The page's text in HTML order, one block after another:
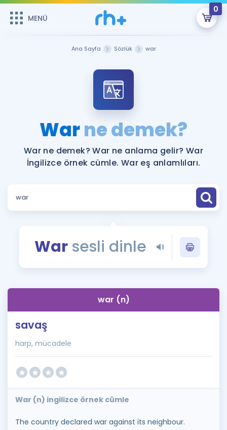
MENÜ
0
ÜYE DEĞİLİM
Sepetin Şu An Boş.
Remzi Hoca ile seni sınava hazırlayacak onlarca eğitim seni
bekliyor!
MENÜ
Faydalı Araçlar
Sözlük
Blog
İngilizce Gramer
Ana Sayfa Sözlük war
Warne demek?
War ne demek? War ne anlama gelir? War
İngilizce örnek cümle. War eş anlamlıları.
Warsesli dinle
war (n)
savaş
harp, mücadele
War (n) ingilizce örnek cümle
The country declared war against its neighbour.